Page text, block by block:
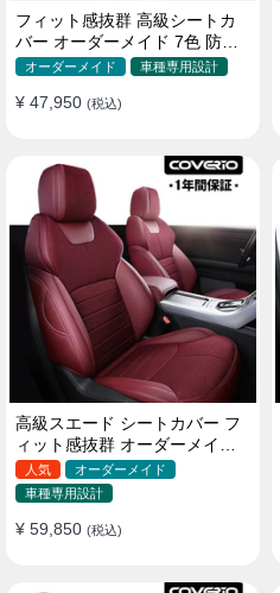
フィット感抜群 高級シートカ
バー オーダーメイド 7色 防水
レザー おしゃれ 全席セット
オーダーメイド 車種専用設計
¥ 47,950 (税込)
高級スエード シートカバー フ
ィット感抜群 オーダーメイド
耐久性 オシャレ 全席セット
人気
オーダーメイド
車種専用設計
¥ 59,850 (税込)